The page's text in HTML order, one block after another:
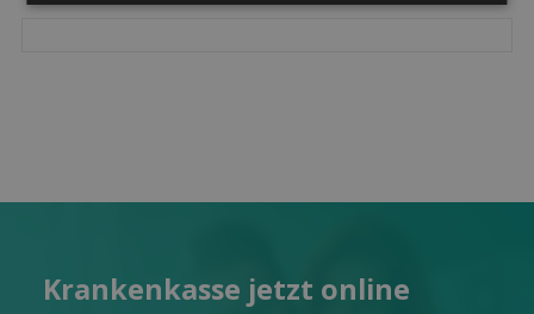
Kranken­kasse jetzt online